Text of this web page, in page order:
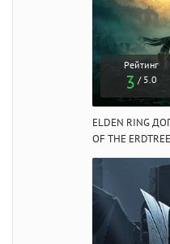
Рейтинг
3 / 5.0
ELDEN RING
OF THE ERDTREE